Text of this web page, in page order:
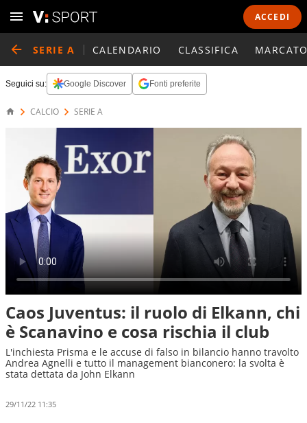
ACCEDI
SERIE A CALENDARIO CLASSIFICA
Seguici su: Google Discover Fonti preferite
CALCIO SERIE A
Caos Juventus: il ruolo di Elkann, chi
è Scanavino e cosa rischia il club
L'inchiesta Prisma e le accuse di falso in bilancio hanno travolto
Andrea Agnelli e tutto il management bianconero: la svolta è
stata dettata da John Elkann
29/11/22 11:35